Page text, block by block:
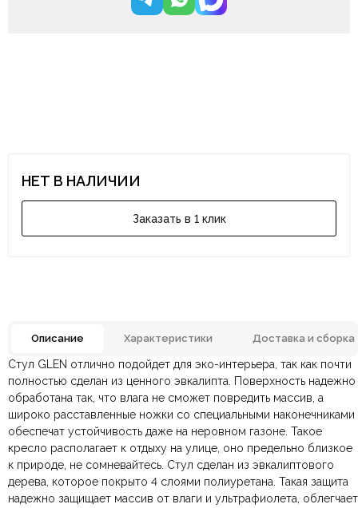
НЕТ В НАЛИЧИИ
Заказать в 1 клик
Описание Характеристики Доставка и сборка
Стул GLEN отлично подойдет для эко-интерьера, так как почти
полностью сделан из ценного эвкалипта. Поверхность надежно
обработана так, что влага не сможет повредить массив, а
широко расставленные ножки со специальными наконечниками
обеспечат устойчивость даже на неровном газоне. Такое
кресло располагает к отдыху на улице, оно предельно близкое
к природе, не сомневайтесь. Стул сделан из эвкалиптового
дерева, которое покрыто 4 слоями полиуретана. Такая защита
надежно защищает массив от влаги и ультрафиолета, облегчает
Материал Массив эвкалипта, Шнур
Размеры ШxГxВ 500х560х780 мм.
Страна производитель
По всей России:отправляем через транспортную
компаниюСДЭК. Срок доставки —до 7 дней .
По Москве и Санкт-Петербургу:быстрая
Яндекс.Доставка— доставка в день заказа.
Оплата в салоне-магазине— наличными или картой
при самовывозе.
Безналичная оплата по счёту— для юридических и
физических лиц.
Онлайн оплата картой— быстрая и безопасная через
сайт.
Отзывов ещё нет. Напишите первым.
Ваша общая оценка